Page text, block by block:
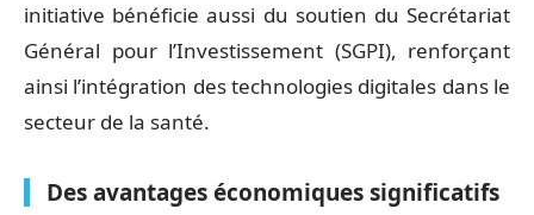
initiative bénéficie aussi du soutien du Secrétariat
Général pour l’Investissement (SGPI), renforçant
ainsi l’intégration des technologies digitales dans le
secteur de la santé.
Des avantages économiques significatifs